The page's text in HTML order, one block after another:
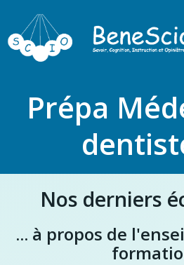
Prépa
Nos derniers
... à propos de